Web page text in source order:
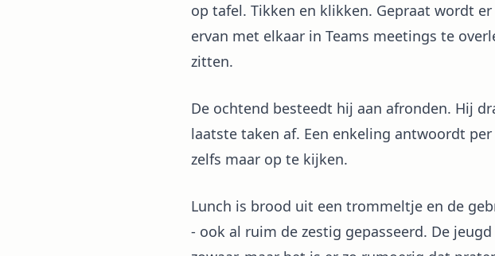
op tafel. Tikken en klikken. Gepraat wordt
ervan met elkaar in Teams meetings te
zitten.
De ochtend besteedt hij aan afronden. Hij
laatste taken af. Een enkeling antwoordt
zelfs maar op te kijken.
Lunch is brood uit een trommeltje en de
- ook al ruim de zestig gepasseerd. De